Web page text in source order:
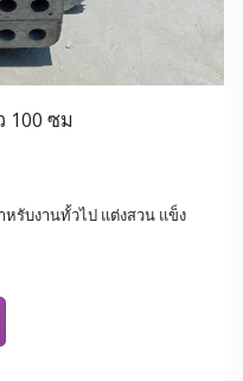
100 ซม
รับงานทั้วไป แต่งสวน แข็ง